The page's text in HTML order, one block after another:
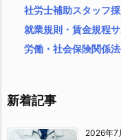
社労士補助スタッフ
就業規則・賃金規程
労働・社会保険関係
新着記事
2026年7